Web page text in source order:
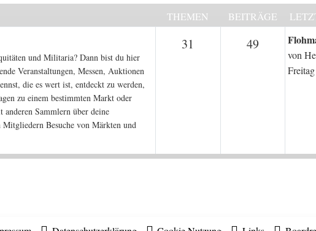
THEMEN BEITRÄGE
und Militaria? Dann bist du hier
Veranstaltungen, Messen, Auktionen
die es wert ist, entdeckt zu werden,
zu einem bestimmten Markt oder
Sammlern über deine
Besuche von Märkten und
31 49Beiträge
von